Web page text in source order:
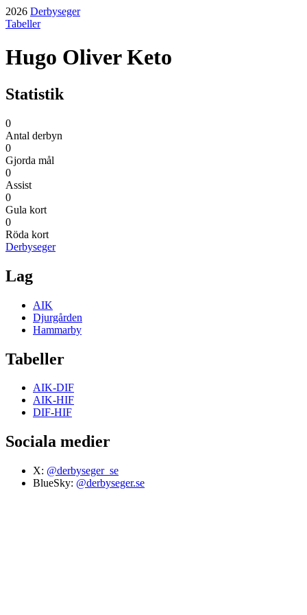
2026 Derbyseger
Tabeller
Hugo Oliver Keto
Statistik
0
Antal derbyn
0
Gjorda mål
0
Assist
0
Gula kort
0
Röda kort
Derbyseger
Lag
AIK
Djurgården
Hammarby
Tabeller
AIK-DIF
AIK-HIF
DIF-HIF
Sociala medier
X: @derbyseger_se
BlueSky: @derbyseger.se